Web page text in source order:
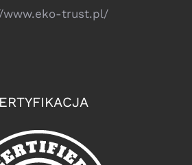
www.eko-trust.pl/